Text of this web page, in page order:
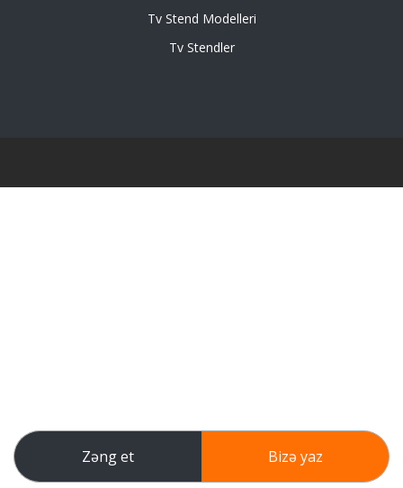
Tv Stend Modelleri
Tv Stendler
Zəng et Bizə yaz